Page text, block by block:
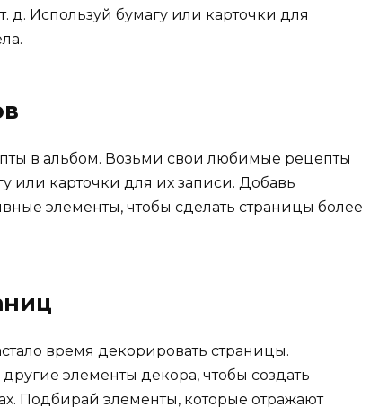
д. Используй бумагу или карточки для
в альбом. Возьми свои любимые рецепты
или карточки для их записи. Добавь
элементы, чтобы сделать страницы более
время декорировать страницы.
элементы декора, чтобы создать
Подбирай элементы, которые отражают